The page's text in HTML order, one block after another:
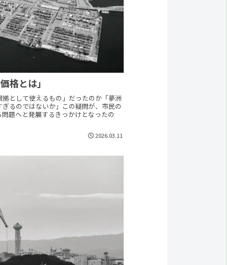
格とは」
として使えるもの」だったのか「夢洲
るのではないか」この疑問が、市民の
題へと発展するきっかけとなったの
2026.03.11